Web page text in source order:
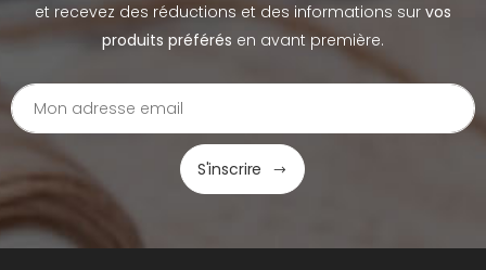
et recevez des réductions et des informations sur vos
produits préférés en avant première.
S'inscrire